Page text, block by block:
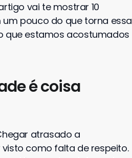
vai te mostrar 10
um pouco do que torna essa
que estamos acostumados
é coisa
atrasado a
como falta de respeito.